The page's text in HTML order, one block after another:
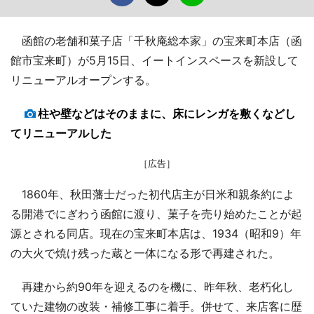
函館の老舗和菓子店「千秋庵総本家」の宝来町本店（函
館市宝来町）が5月15日、イートインスペースを新設して
リニューアルオープンする。
柱や壁などはそのままに、床にレンガを敷くなどし
てリニューアルした
［広告］
1860年、秋田藩士だった初代店主が日米和親条約によ
る開港でにぎわう函館に渡り、菓子を売り始めたことが起
源とされる同店。現在の宝来町本店は、1934（昭和9）年
の大火で焼け残った蔵と一体になる形で再建された。
再建から約90年を迎えるのを機に、昨年秋、老朽化し
ていた建物の改装・補修工事に着手。併せて、来店客に歴